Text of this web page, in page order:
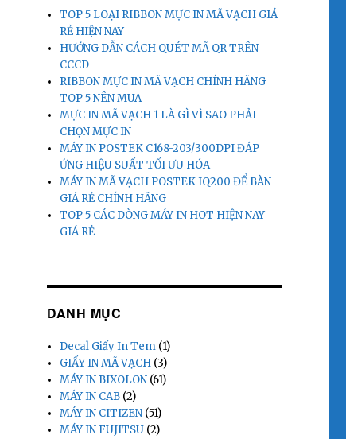
TOP 5 LOẠI RIBBON MỰC IN MÃ VẠCH GIÁ
RẺ HIỆN NAY
HƯỚNG DẪN CÁCH QUÉT MÃ QR TRÊN
CCCD
RIBBON MỰC IN MÃ VẠCH CHÍNH HÃNG
TOP 5 NÊN MUA
MỰC IN MÃ VẠCH 1 LÀ GÌ VÌ SAO PHẢI
CHỌN MỰC IN
MÁY IN POSTEK C168-203/300DPI ĐÁP
ỨNG HIỆU SUẤT TỐI ƯU HÓA
MÁY IN MÃ VẠCH POSTEK IQ200 ĐỂ BÀN
GIÁ RẺ CHÍNH HÃNG
TOP 5 CÁC DÒNG MÁY IN HOT HIỆN NAY
GIÁ RẺ
DANH MỤC
Decal Giấy In Tem (1)
GIẤY IN MÃ VẠCH (3)
MÁY IN BIXOLON (61)
MÁY IN CAB (2)
MÁY IN CITIZEN (51)
MÁY IN FUJITSU (2)